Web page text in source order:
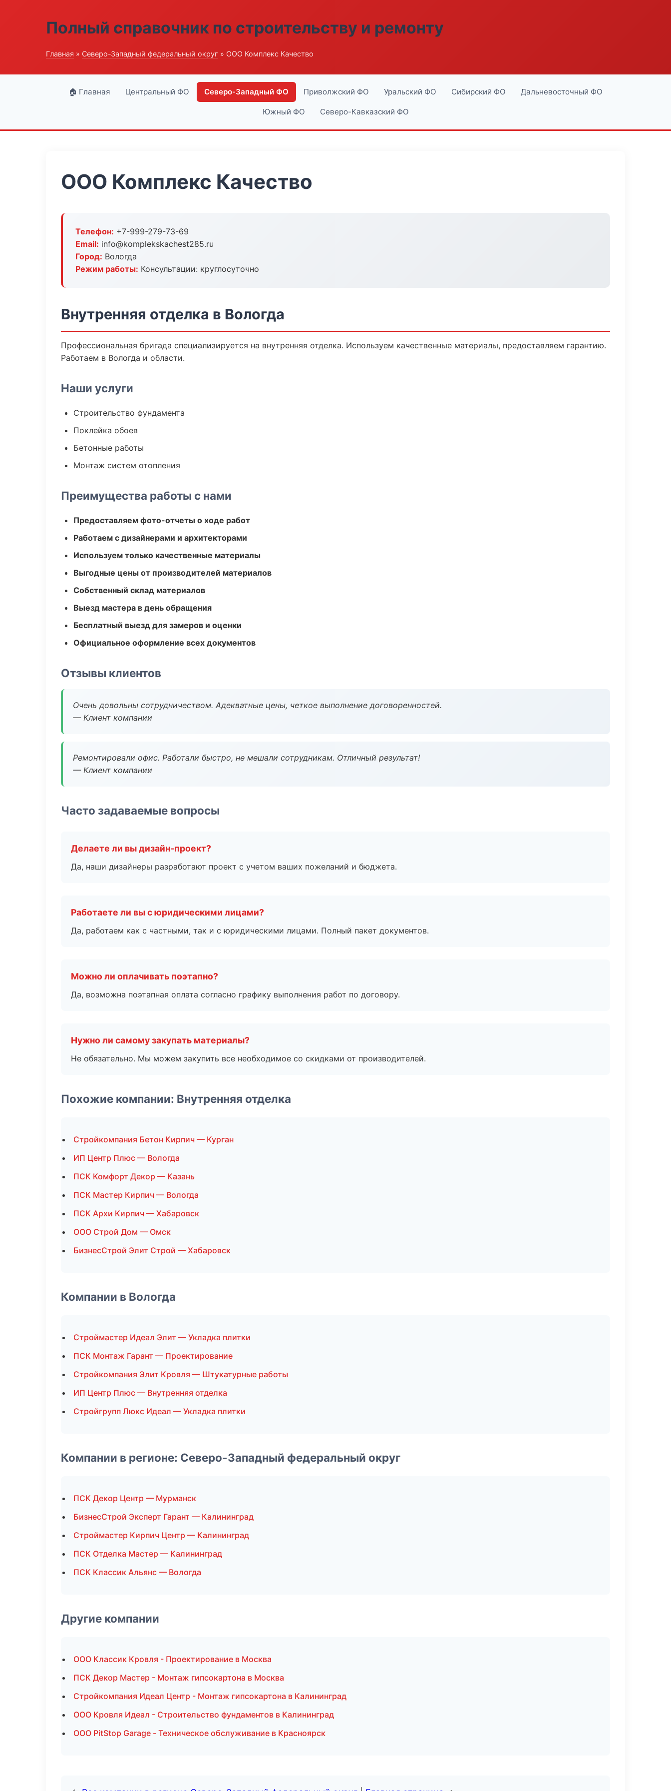
Полный справочник по строительству и ремонту
Главная » Северо-Западный федеральный округ » ООО Комплекс Качество
🏠 Главная Центральный ФО Северо-Западный ФО Приволжский ФО Уральский ФО Сибирский ФО Дальневосточный ФО
Южный ФО Северо-Кавказский ФО
ООО Комплекс Качество
Телефон: +7-999-279-73-69
Email: info@komplekskachest285.ru
Город: Вологда
Режим работы: Консультации: круглосуточно
Внутренняя отделка в Вологда
Профессиональная бригада специализируется на внутренняя отделка. Используем качественные материалы, предоставляем гарантию.
Работаем в Вологда и области.
Наши услуги
Строительство фундамента
Поклейка обоев
Бетонные работы
Монтаж систем отопления
Преимущества работы с нами
Предоставляем фото-отчеты о ходе работ
Работаем с дизайнерами и архитекторами
Используем только качественные материалы
Выгодные цены от производителей материалов
Собственный склад материалов
Выезд мастера в день обращения
Бесплатный выезд для замеров и оценки
Официальное оформление всех документов
Отзывы клиентов
Очень довольны сотрудничеством. Адекватные цены, четкое выполнение договоренностей.
— Клиент компании
Ремонтировали офис. Работали быстро, не мешали сотрудникам. Отличный результат!
— Клиент компании
Часто задаваемые вопросы
Делаете ли вы дизайн-проект?
Да, наши дизайнеры разработают проект с учетом ваших пожеланий и бюджета.
Работаете ли вы с юридическими лицами?
Да, работаем как с частными, так и с юридическими лицами. Полный пакет документов.
Можно ли оплачивать поэтапно?
Да, возможна поэтапная оплата согласно графику выполнения работ по договору.
Нужно ли самому закупать материалы?
Не обязательно. Мы можем закупить все необходимое со скидками от производителей.
Похожие компании: Внутренняя отделка
Стройкомпания Бетон Кирпич — Курган
ИП Центр Плюс — Вологда
ПСК Комфорт Декор — Казань
ПСК Мастер Кирпич — Вологда
ПСК Архи Кирпич — Хабаровск
ООО Строй Дом — Омск
БизнесСтрой Элит Строй — Хабаровск
Компании в Вологда
Строймастер Идеал Элит — Укладка плитки
ПСК Монтаж Гарант — Проектирование
Стройкомпания Элит Кровля — Штукатурные работы
ИП Центр Плюс — Внутренняя отделка
Стройгрупп Люкс Идеал — Укладка плитки
Компании в регионе: Северо-Западный федеральный округ
ПСК Декор Центр — Мурманск
БизнесСтрой Эксперт Гарант — Калининград
Строймастер Кирпич Центр — Калининград
ПСК Отделка Мастер — Калининград
ПСК Классик Альянс — Вологда
Другие компании
ООО Классик Кровля - Проектирование в Москва
ПСК Декор Мастер - Монтаж гипсокартона в Москва
Стройкомпания Идеал Центр - Монтаж гипсокартона в Калининград
ООО Кровля Идеал - Строительство фундаментов в Калининград
ООО PitStop Garage - Техническое обслуживание в Красноярск